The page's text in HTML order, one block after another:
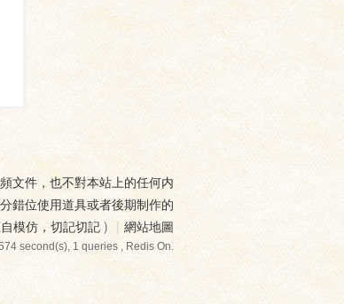
文件，也不對本站上的任何内
錯位使用道具或者後期制作的
模仿，切記切記 ) | 網站地圖
second(s), 1 queries , Redis On.